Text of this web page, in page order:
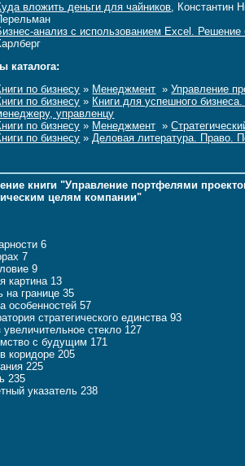
вложить деньги для чайников, Константин
анализ с использованием Excel. Решение
каталога:
по бизнесу » Менеджмент »Управление
по бизнесу » Книги для успешного
управленцу
по бизнесу » Менеджмент »
по бизнесу »Деловая литература. Право.
книги "Управление портфелями
целям компании"
6
7
9
картина 13
на границе 35
особенностей 57
стратегического единства 93
увеличительное стекло 127
с будущим 171
коридоре 205
225
235
указатель 238